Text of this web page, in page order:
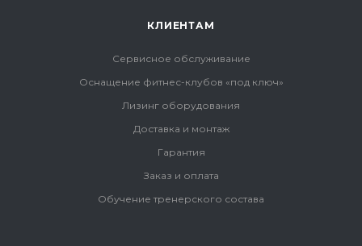
КЛИЕНТАМ
Сервисное обслуживание
Оснащение фитнес-клубов «под ключ»
Лизинг оборудования
Доставка и монтаж
Гарантия
Заказ и оплата
Обучение тренерского состава